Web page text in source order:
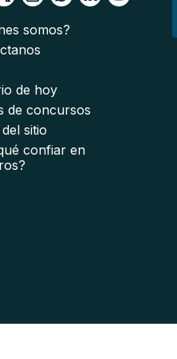
somos?
de hoy
de concursos
sitio
confiar en